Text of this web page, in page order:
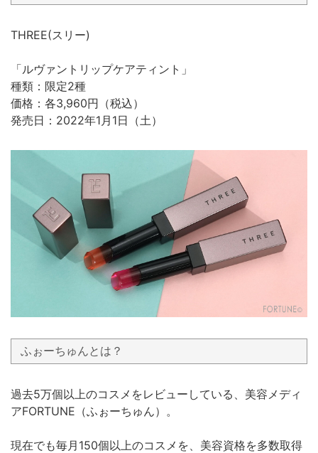
THREE(スリー)
「ルヴァントリップケアティント」
種類：限定2種
価格：各3,960円（税込）
発売日：2022年1月1日（土）
ふぉーちゅんとは？
過去5万個以上のコスメをレビューしている、美容メディ
アFORTUNE（ふぉーちゅん）。
現在でも毎月150個以上のコスメを、美容資格を多数取得